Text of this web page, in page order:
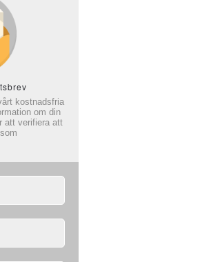
kostnadsfria
om din
att verifiera att